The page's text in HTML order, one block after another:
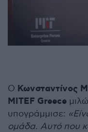
Ο Κωνσταντίνος
MITEF Greece
υπογράμμισε:
ομάδα. Αυτό που